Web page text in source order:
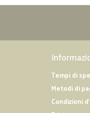
Tempi di
Metodi di
Condizioni